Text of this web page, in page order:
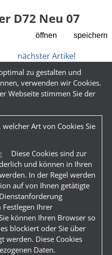
D72 Neu 07
öffnen speichern
nächster Artikel
zu gestalten und
verwenden wir Cookies.
Webseite stimmen Sie der
Art von Cookies Sie
Diese Cookies sind zur
und können in Ihren
In der Regel werden
auf von Ihnen getätigte
Ihrer
können Ihren Browser so
blockiert oder Sie über
werden. Diese Cookies
Daten.